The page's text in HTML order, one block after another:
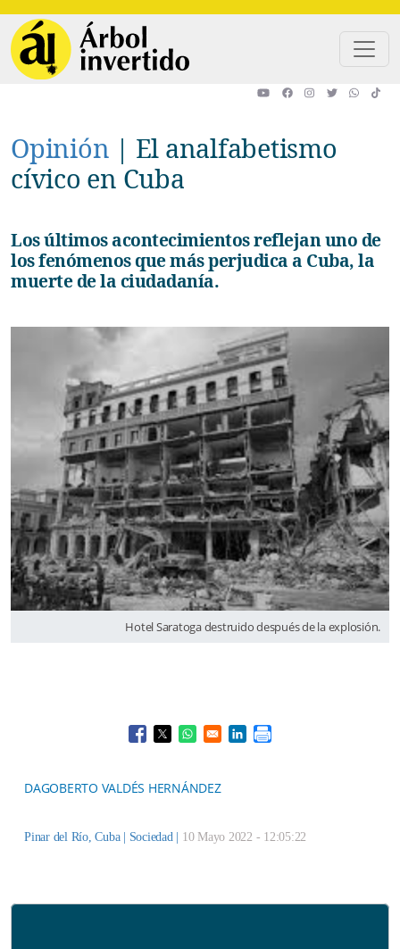
Opinión | El analfabetismo
cívico en Cuba
Los últimos acontecimientos reflejan uno de
los fenómenos que más perjudica a Cuba, la
muerte de la ciudadanía.
Hotel Saratoga destruido después de la explosión.
Opens in a new window
Opens in a new window
Opens in a new window
Opens in a new window
DAGOBERTO VALDÉS HERNÁNDEZ
Sociedad 10 Mayo 2022 - 12:05:22